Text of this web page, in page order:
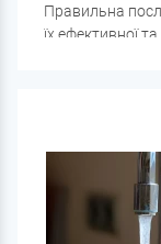
Правильна
їх ефективної